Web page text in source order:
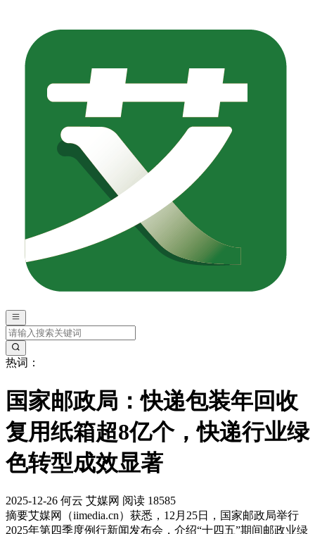
热词：
国家邮政局：快递包装年回收
复用纸箱超8亿个，快递行业绿
色转型成效显著
2025-12-26 何云 艾媒网 阅读 18585
摘要艾媒网（iimedia.cn）获悉，12月25日，国家邮政局举行
2025年第四季度例行新闻发布会，介绍“十四五”期间邮政业绿